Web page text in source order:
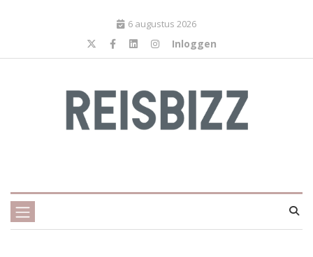
6 augustus 2026
Inloggen